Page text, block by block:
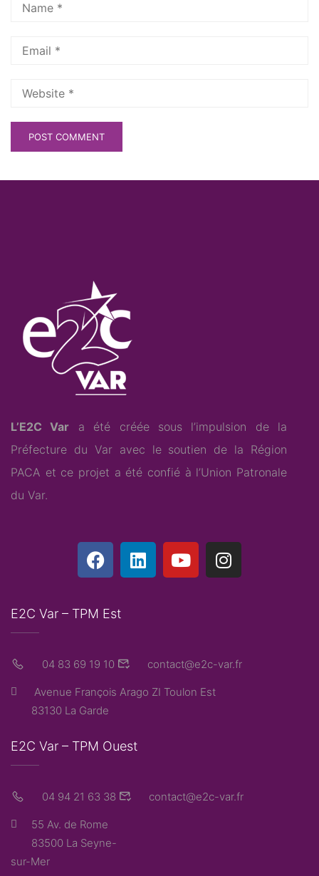
L’E2C Var a été créée sous l’impulsion de la
Préfecture du Var avec le soutien de la Région
PACA et ce projet a été confié à l’Union Patronale
du Var.
E2C Var – TPM Est
04 83 69 19 10 contact@e2c-var.fr
Avenue François Arago ZI Toulon Est
83130 La Garde
E2C Var – TPM Ouest
04 94 21 63 38 contact@e2c-var.fr
55 Av. de Rome
83500 La Seyne-
sur-Mer